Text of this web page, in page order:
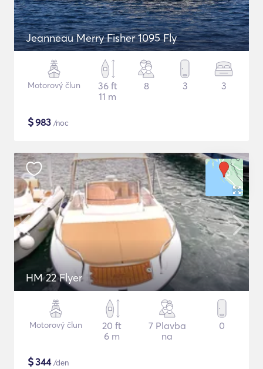
Jeanneau Merry Fisher 1095 Fly
Motorový člun
36 ft
11 m
8 3 3
$983 /noc
HM 22 Flyer
Motorový člun
20 ft
6 m
7 Plavba
na
0
$344/den